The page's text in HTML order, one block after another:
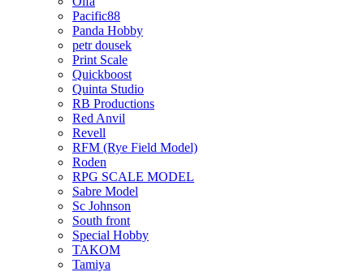
Pacific88
Panda Hobby
petr dousek
Print Scale
Quickboost
Quinta Studio
RB Productions
Red Anvil
Revell
RFM (Rye Field Model)
Roden
RPG SCALE MODEL
Sabre Model
Sc Johnson
South front
Special Hobby
TAKOM
Tamiya